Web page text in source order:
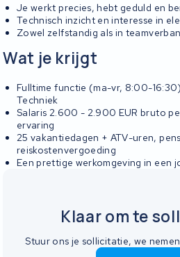
Je werkt precies, hebt geduld en
Technisch inzicht en interesse in
Zowel zelfstandig als in
Wat je krijgt
Fulltime functie (ma-vr, 8:00-
Techniek
Salaris 2.600 - 2.900 EUR bruto
ervaring
25 vakantiedagen + ATV-uren,
reiskostenvergoeding
Een prettige werkomgeving in een
Klaar om te
Stuur ons je sollicitatie, we